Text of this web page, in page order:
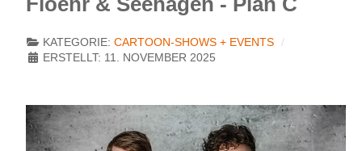
KATEGORIE: CARTOON-SHOWS + EVENTS
ERSTELLT: 11. NOVEMBER 2025